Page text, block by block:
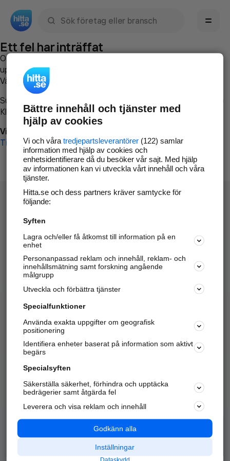
Ett fel har inträffat
Om du vill kan du
uppstod så att vi lättare och snabbare kan avhjälpa det.
Vänligen försök med följande:
Surfa till
Klicka påTillbaka-knappen i webbläsaren och försök igen
Vi beklagar besväret!
Till startsidan
Hitta.se - Gratis nummerupplysning.
Sök företag, personer och platser.
Hitta telefonnummer, adresser, företagsinfo mm.
Marknadsför företaget
Kom igång och annonsera mot
samarbetspartners nära dig.
Alla kategorier
Populära sökningar
API & Kartor
Annonsera
Integritet
Nödnummer
Bättre innehåll och tjänster med
hjälp av cookies
Vi och våra tredjepartsleverantörer(122) samlar
information med hjälp av cookies och
enhetsidentifierare då du besöker vår sajt. Med hjälp
av informationen kan vi utveckla vårt innehåll och våra
tjänster.
Hitta.se och dess partners kräver samtycke för
följande:
Syften
Lagra och/eller få åtkomst till information på en
enhet
Personanpassad reklam och innehåll, reklam- och
innehållsmätning samt forskning angående
målgrupp
Utveckla och förbättra tjänster
Specialfunktioner
Använda exakta uppgifter om geografisk
positionering
Identifiera enheter baserat på information som aktivt
begärs
Specialsyften
Säkerställa säkerhet, förhindra och upptäcka
bedrägerier samt åtgärda fel
Leverera och visa reklam och innehåll
Godkänn alla
Inställningar
Dataskydd